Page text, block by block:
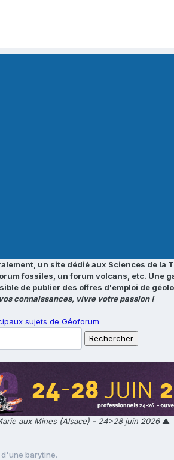
un site dédié aux Sciences de la
fossiles, un forum volcans, etc. Une
de publier des offres d'emploi de
connaissances, vivre votre passion !
sujets de Géoforum
aux Mines (Alsace) - 24>28 juin 2026▲
barytine.